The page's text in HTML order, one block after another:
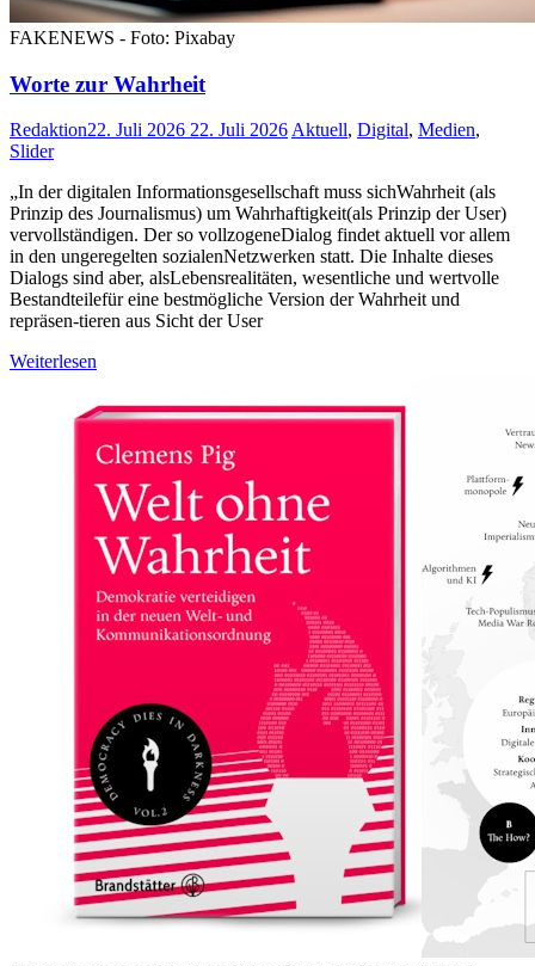
FAKENEWS - Foto: Pixabay
Worte zur Wahrheit
Redaktion22. Juli 2026 22. Juli 2026 Aktuell, Digital, Medien,
Slider
„In der digitalen Informationsgesellschaft muss sichWahrheit (als
Prinzip des Journalismus) um Wahrhaftigkeit(als Prinzip der User)
vervollständigen. Der so vollzogeneDialog findet aktuell vor allem
in den ungeregelten sozialenNetzwerken statt. Die Inhalte dieses
Dialogs sind aber, alsLebensrealitäten, wesentliche und wertvolle
Bestandteilefür eine bestmögliche Version der Wahrheit und
repräsen-tieren aus Sicht der User
Weiterlesen